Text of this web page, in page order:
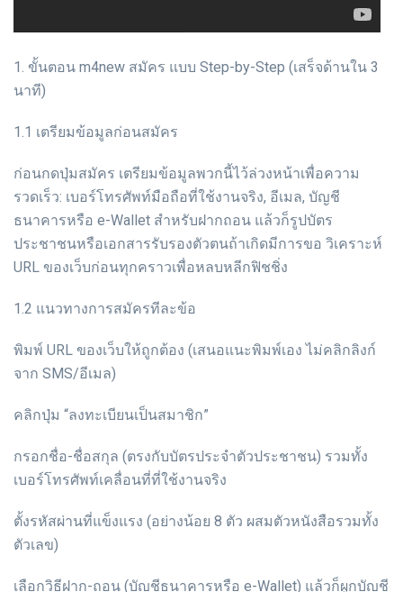
1. ขั้นตอน m4new สมัคร แบบ Step-by-Step (เสร็จด้านใน 3
นาที)
1.1 เตรียมข้อมูลก่อนสมัคร
ก่อนกดปุ่มสมัคร เตรียมข้อมูลพวกนี้ไว้ล่วงหน้าเพื่อความ
รวดเร็ว: เบอร์โทรศัพท์มือถือที่ใช้งานจริง, อีเมล, บัญชี
ธนาคารหรือ e-Wallet สำหรับฝากถอน แล้วก็รูปบัตร
ประชาชนหรือเอกสารรับรองตัวตนถ้าเกิดมีการขอ วิเคราะห์
URL ของเว็บก่อนทุกคราวเพื่อหลบหลีกฟิชชิ่ง
1.2 แนวทางการสมัครทีละข้อ
พิมพ์ URL ของเว็บให้ถูกต้อง (เสนอแนะพิมพ์เอง ไม่คลิกลิงก์
จาก SMS/อีเมล)
คลิกปุ่ม “ลงทะเบียนเป็นสมาชิก”
กรอกชื่อ-ชื่อสกุล (ตรงกับบัตรประจำตัวประชาชน) รวมทั้ง
เบอร์โทรศัพท์เคลื่อนที่ที่ใช้งานจริง
ตั้งรหัสผ่านที่แข็งแรง (อย่างน้อย 8 ตัว ผสมตัวหนังสือรวมทั้ง
ตัวเลข)
เลือกวิธีฝาก-ถอน (บัญชีธนาคารหรือ e-Wallet) แล้วก็ผูกบัญชี